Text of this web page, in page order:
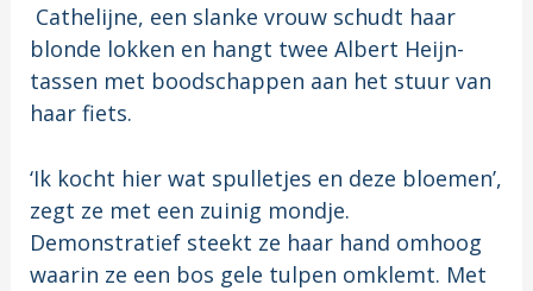
Cathelijne, een slanke vrouw schudt haar
blonde lokken en hangt twee Albert Heijn-
tassen met boodschappen aan het stuur van
haar fiets.
‘Ik kocht hier wat spulletjes en deze bloemen’,
zegt ze met een zuinig mondje.
Demonstratief steekt ze haar hand omhoog
waarin ze een bos gele tulpen omklemt. Met